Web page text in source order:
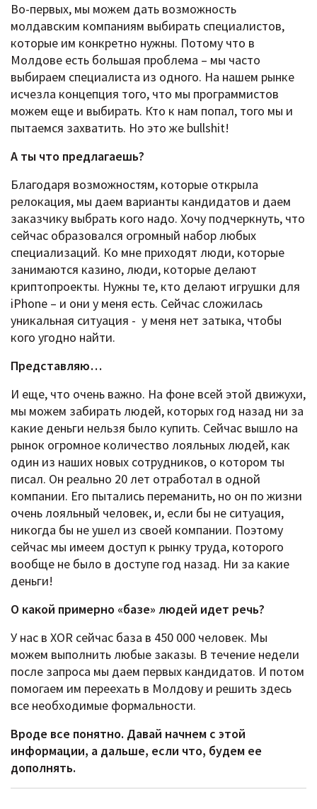
Во-первых, мы можем дать возможность
молдавским компаниям выбирать специалистов,
которые им конкретно нужны. Потому что в
Молдове есть большая проблема – мы часто
выбираем специалиста из одного. На нашем рынке
исчезла концепция того, что мы программистов
можем еще и выбирать. Кто к нам попал, того мы и
пытаемся захватить. Но это же bullshit!
А ты что предлагаешь?
Благодаря возможностям, которые открыла
релокация, мы даем варианты кандидатов и даем
заказчику выбрать кого надо. Хочу подчеркнуть, что
сейчас образовался огромный набор любых
специализаций. Ко мне приходят люди, которые
занимаются казино, люди, которые делают
криптопроекты. Нужны те, кто делают игрушки для
iPhone – и они у меня есть. Сейчас сложилась
уникальная ситуация - у меня нет затыка, чтобы
кого угодно найти.
Представляю…
И еще, что очень важно. На фоне всей этой движухи,
мы можем забирать людей, которых год назад ни за
какие деньги нельзя было купить. Сейчас вышло на
рынок огромное количество лояльных людей, как
один из наших новых сотрудников, о котором ты
писал. Он реально 20 лет отработал в одной
компании. Его пытались переманить, но он по жизни
очень лояльный человек, и, если бы не ситуация,
никогда бы не ушел из своей компании. Поэтому
сейчас мы имеем доступ к рынку труда, которого
вообще не было в доступе год назад. Ни за какие
деньги!
О какой примерно «базе» людей идет речь?
У нас в XOR сейчас база в 450 000 человек. Мы
можем выполнить любые заказы. В течение недели
после запроса мы даем первых кандидатов. И потом
помогаем им переехать в Молдову и решить здесь
все необходимые формальности.
Вроде все понятно. Давай начнем с этой
информации, а дальше, если что, будем ее
дополнять.